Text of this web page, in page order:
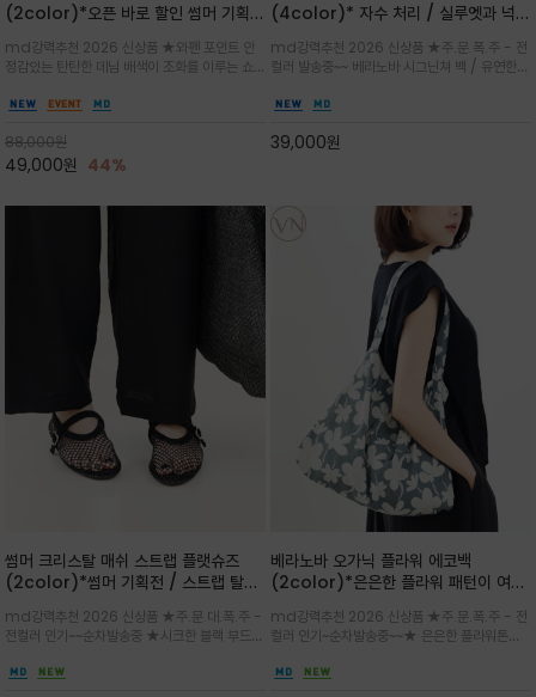
(2color)*오픈 바로 할인 썸머 기획
말 모임룩, 여행룩까지 ~
md강력추천 2026 신상품 ★와펜 포인트 안
정감있는 탄탄한 데님 배색이 조화를 이루는 쇼
클래식한 네이비·아이보리 스트라이프와 산뜻한
88,000원
49,000원 44%
(4color)* 자수 처리 / 실루엣과 넉넉
셜 숄더백
md강력추천 2026 신상품 ★주.문.폭.주 - 전
컬러 발송중~~ 베라노바 시그닌쳐 백 / 유연한
설계로 어깨의 피로도를 낮춰 편안한 착용/가볍
리 숄더백
39,000원
썸머 크리스탈 매쉬 스트랩 플랫슈즈
(2color)*썸머 기획전 / 스트랩 탈착
세한 메쉬 짜임 위로 은은하게 반짝이는
크리스탈 디테일을 더한 플랫슈즈
md강력추천 2026 신상품 ★주.문.대.폭.주 -
전컬러 인기~~순차발송중 ★시크한 블랙 부드러
하게 좋으며 가볍고 시원해 데일리 만능 아이템 /
베라노바 오가닉 플라워 에코백
(2color)*은은한 플라워 패턴이 여름
코백
md강력추천 2026 신상품 ★주.문.폭.주 - 전
컬러 인기~순차발송중~~★ 은은한 플라워톤이
고급스럽게 내추럴한 감성의 천연 오가닉 코튼소